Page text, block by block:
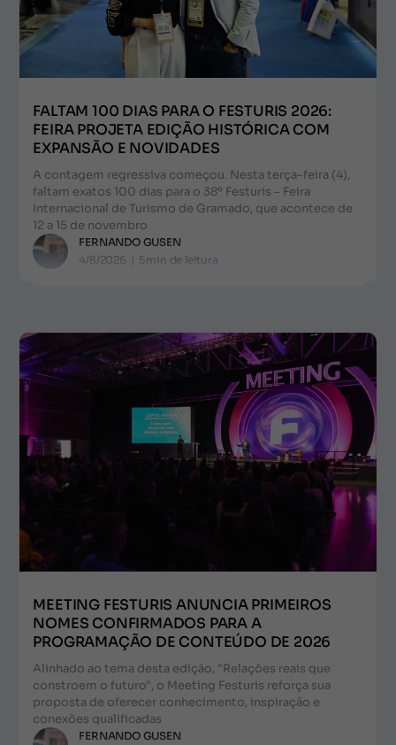
FALTAM 100 DIAS PARA O FESTURIS 2026:
FEIRA PROJETA EDIÇÃO HISTÓRICA COM
EXPANSÃO E NOVIDADES
A contagem regressiva começou. Nesta terça-feira (4),
faltam exatos 100 dias para o 38º Festuris – Feira
Internacional de Turismo de Gramado, que acontece de
12 a 15 de novembro
FERNANDO GUSEN
4/8/2026 | 5min de leitura
MEETING FESTURIS ANUNCIA PRIMEIROS
NOMES CONFIRMADOS PARA A
PROGRAMAÇÃO DE CONTEÚDO DE 2026
Alinhado ao tema desta edição, "Relações reais que
constroem o futuro", o Meeting Festuris reforça sua
proposta de oferecer conhecimento, inspiração e
conexões qualificadas
FERNANDO GUSEN